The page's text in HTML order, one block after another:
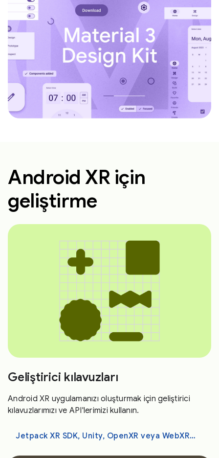
Android XR için
geliştirme
Geliştirici kılavuzları
Android XR uygulamanızı oluşturmak için geliştirici
kılavuzlarımızı ve API'lerimizi kullanın.
Jetpack XR SDK, Unity, OpenXR veya WebXR ile geliştirme